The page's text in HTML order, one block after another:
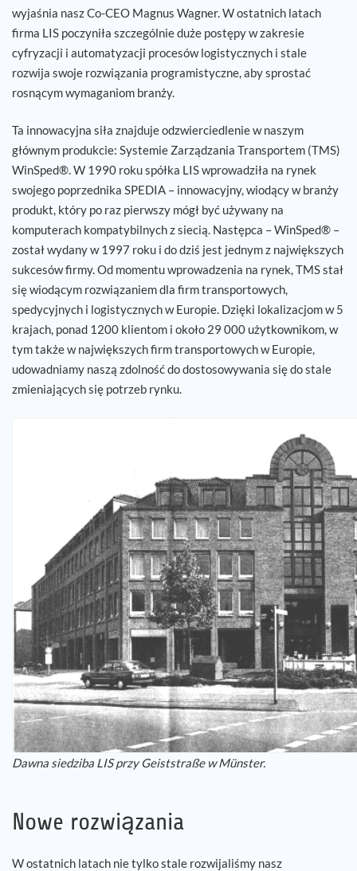
wyjaśnia nasz Co-CEO Magnus Wagner. W ostatnich latach
firma LIS poczyniła szczególnie duże postępy w zakresie
cyfryzacji i automatyzacji procesów logistycznych i stale
rozwija swoje rozwiązania programistyczne, aby sprostać
rosnącym wymaganiom branży.
Ta innowacyjna siła znajduje odzwierciedlenie w naszym
głównym produkcie: Systemie Zarządzania Transportem (TMS)
WinSped®. W 1990 roku spółka LIS wprowadziła na rynek
swojego poprzednika SPEDIA – innowacyjny, wiodący w branży
produkt, który po raz pierwszy mógł być używany na
komputerach kompatybilnych z siecią. Następca – WinSped® –
został wydany w 1997 roku i do dziś jest jednym z największych
sukcesów firmy. Od momentu wprowadzenia na rynek, TMS stał
się wiodącym rozwiązaniem dla firm transportowych,
spedycyjnych i logistycznych w Europie. Dzięki lokalizacjom w 5
krajach, ponad 1200 klientom i około 29 000 użytkownikom, w
tym także w największych firm transportowych w Europie,
udowadniamy naszą zdolność do dostosowywania się do stale
zmieniających się potrzeb rynku.
Dawna siedziba LIS przy Geiststraße w Münster.
Nowe rozwiązania
W ostatnich latach nie tylko stale rozwijaliśmy nasz